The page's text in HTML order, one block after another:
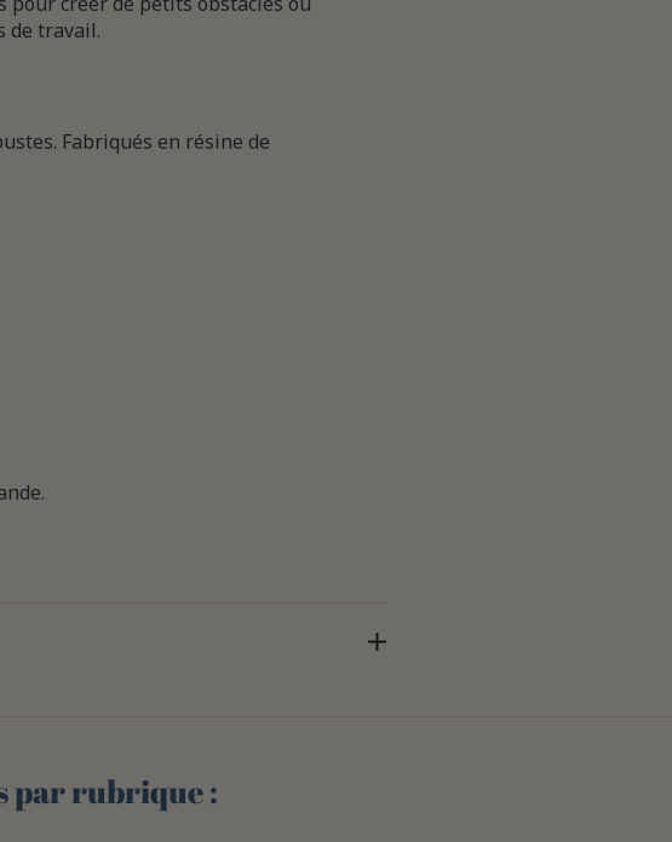
de travail.
Fabriqués en résine de
par rubrique :